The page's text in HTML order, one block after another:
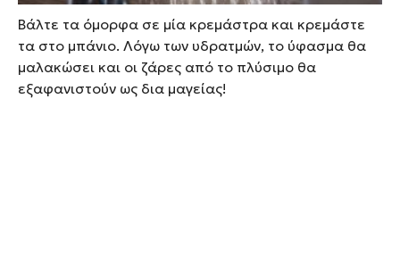
Βάλτε τα όμορφα σε μία κρεμάστρα και κρεμάστε
τα στο μπάνιο. Λόγω των υδρατμών, το ύφασμα θα
μαλακώσει και οι ζάρες από το πλύσιμο θα
εξαφανιστούν ως δια μαγείας!